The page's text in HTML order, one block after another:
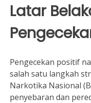
Latar
Pengecekan positif
salah satu langkah
Narkotika Nasional
penyebaran dan